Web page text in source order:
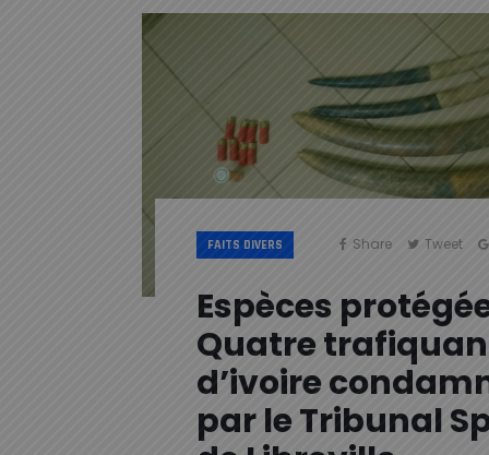
FAITS DIVERS Share Tweet
Espèces
Quatre
d’ivoire
par le Tribunal